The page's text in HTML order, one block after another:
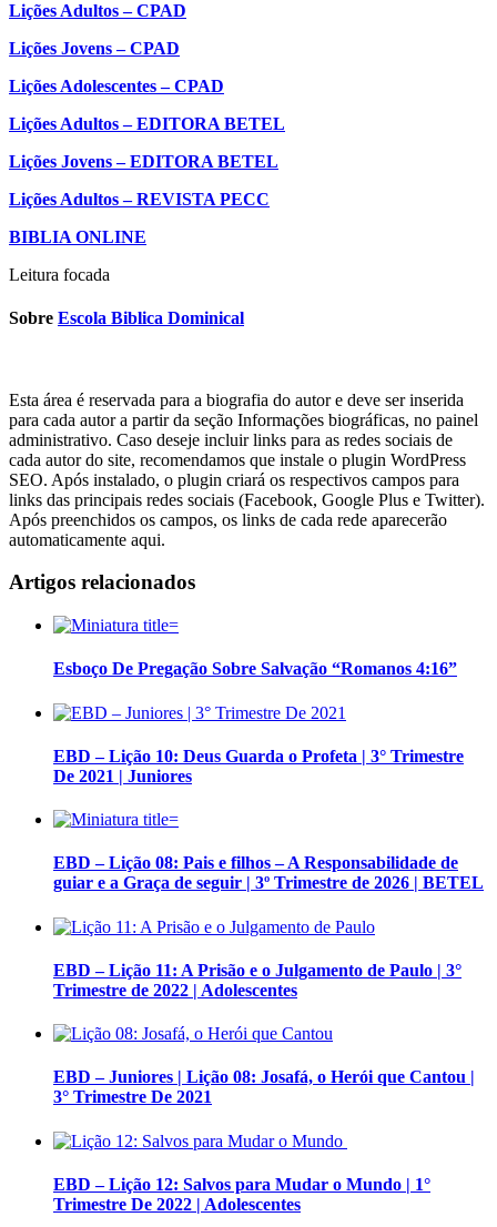
Lições Adultos – CPAD
Lições Jovens – CPAD
Lições Adolescentes – CPAD
Lições Adultos – EDITORA BETEL
Lições Jovens – EDITORA BETEL
Lições Adultos – REVISTA PECC
BIBLIA ONLINE
Leitura focada
Sobre Escola Biblica Dominical
Esta área é reservada para a biografia do autor e deve ser inserida
para cada autor a partir da seção Informações biográficas, no painel
administrativo. Caso deseje incluir links para as redes sociais de
cada autor do site, recomendamos que instale o plugin WordPress
SEO. Após instalado, o plugin criará os respectivos campos para
links das principais redes sociais (Facebook, Google Plus e Twitter).
Após preenchidos os campos, os links de cada rede aparecerão
automaticamente aqui.
Artigos relacionados
Esboço De Pregação Sobre Salvação “Romanos 4:16”
EBD – Lição 10: Deus Guarda o Profeta | 3° Trimestre
De 2021 | Juniores
EBD – Lição 08: Pais e filhos – A Responsabilidade de
guiar e a Graça de seguir | 3º Trimestre de 2026 | BETEL
EBD – Lição 11: A Prisão e o Julgamento de Paulo | 3°
Trimestre de 2022 | Adolescentes
EBD – Juniores | Lição 08: Josafá, o Herói que Cantou |
3° Trimestre De 2021
EBD – Lição 12: Salvos para Mudar o Mundo | 1°
Trimestre De 2022 | Adolescentes